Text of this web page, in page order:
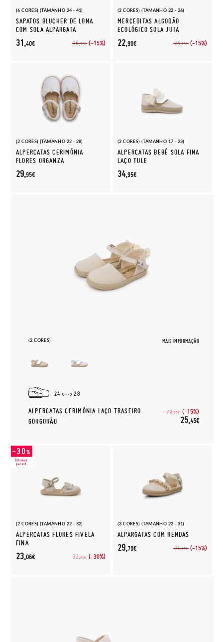
(6 CORES) (TAMANHO 24 - 41)
SAPATOS BLUCHER DE LONA
COM SOLA ALPARGATA
36,95€ (-15%)
31,40€
(2 CORES) (TAMANHO 22 - 26)
MERCEDITAS ALGODÃO
ECOLÓGICO SOLA JUTA
26,95€ (-15%)
22,90€
(2 CORES) (TAMANHO 22 - 28)
ALPERCATAS CERIMÓNIA
FLORES ORGANZA
29,95€
(2 CORES) (TAMANHO 17 - 23)
ALPERCATAS BEBÉ SOLA FINA
LAÇO TULE
34,95€
(2 CORES) MAIS INFORMAÇÃO
24 28
ALPERCATAS CERIMÓNIA LAÇO TRASEIRO
GORGORÃO
29,95€ (-15%)
25,45€
(2 CORES) (TAMANHO 22 - 32)
ALPERCATAS FLORES FIVELA
FINA
32,95€ (-30%)
23,06€
(3 CORES) (TAMANHO 22 - 31)
ALPARGATAS COM RENDAS
34,95€ (-15%)
29,70€